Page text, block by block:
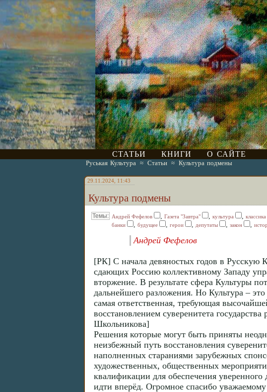
СТАТЬИ КНИГИ О САЙТЕ
Руськая Культура ≈ Статьи ≈ Культура подмены
29.11.2024, 11:43
Культура подмены
Андрей Фефелов , Газета "Завтра" , культура , классика
банки , будущее , герои , депутаты , закон ,
Андрей Фефелов
[РК] С начала девяностых годов в Русскую
сдающих Россию коллективному Западу
вторжение. В результате сфера Культуры
дальнейшего разложения. Но Культура –
самая ответственная, требующая
восстановлением суверенитета
Школьникова]
Решения которые могут быть приняты
неизбежный путь восстановления
наполненных стараниями зарубежных
художественных, общественных
квалификации для обеспечения
идти вперёд. Огромное спасибо